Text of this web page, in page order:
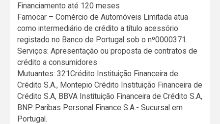
Financiamento até 120 meses
Famocar – Comércio de Automóveis Limitada atua
como intermediário de crédito a título acessório
registado no Banco de Portugal sob o nº0000371.
Serviços: Apresentação ou proposta de contratos de
crédito a consumidores
Mutuantes: 321Crédito Instituição Financeira de
Crédito S.A., Montepio Crédito Instituição Financeira de
Crédito S.A, BBVA Instituição Financeira de Crédito S.A,
BNP Paribas Personal Finance S.A.- Sucursal em
Portugal.